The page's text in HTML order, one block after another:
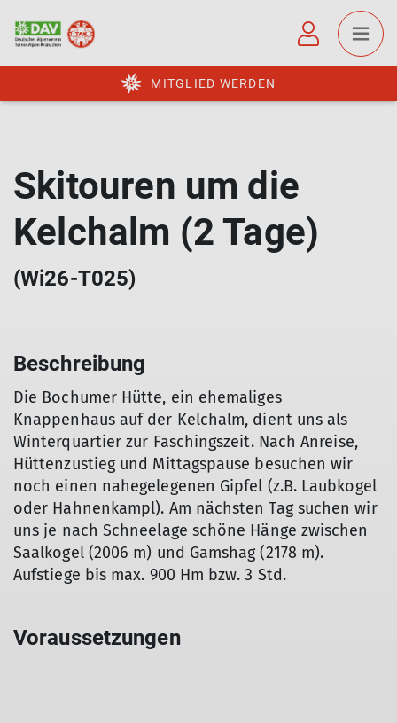
MITGLIED WERDEN
Skitouren um die
Kelchalm (2 Tage)
(Wi26-T025)
Beschreibung
Die Bochumer Hütte, ein ehemaliges
Knappenhaus auf der Kelchalm, dient uns als
Winterquartier zur Faschingszeit. Nach Anreise,
Hüttenzustieg und Mittagspause besuchen wir
noch einen nahegelegenen Gipfel (z.B. Laubkogel
oder Hahnenkampl). Am nächsten Tag suchen wir
uns je nach Schneelage schöne Hänge zwischen
Saalkogel (2006 m) und Gamshag (2178 m).
Aufstiege bis max. 900 Hm bzw. 3 Std.
Voraussetzungen